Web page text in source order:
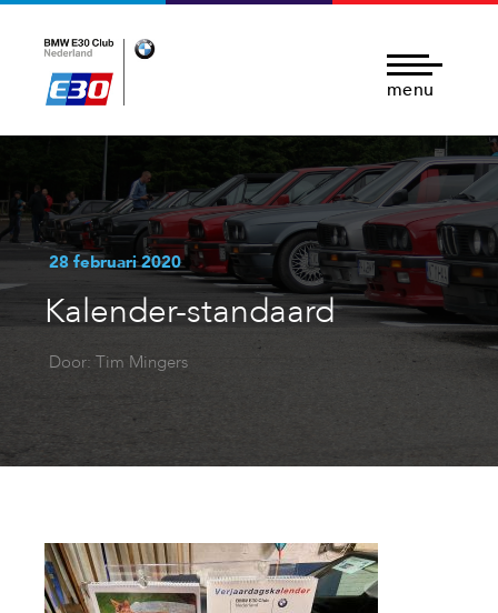
menu
28 februari 2020
Kalender-standaard
Door: Tim Mingers